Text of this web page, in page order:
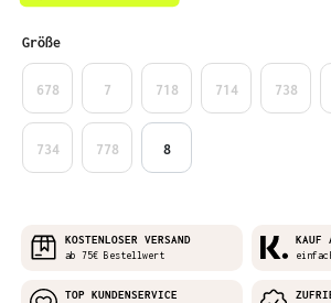
Größeauswählen
678 7 718 714 738
734 778 8
KOSTENLOSER VERSAND
ab 75€ Bestellwert
KAUF
TOP KUNDENSERVICE